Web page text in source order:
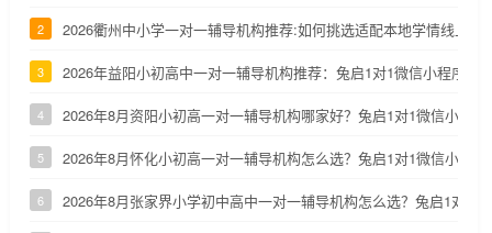
2 2026衢州中小学一对一辅导机构推荐:如何挑选适配本地学情线上补
3 2026年益阳小初高中一对一辅导机构推荐：兔启1对1微信小程序深
4 2026年8月资阳小初高一对一辅导机构哪家好？兔启1对1微信小程
5 2026年8月怀化小初高一对一辅导机构怎么选？兔启1对1微信小程
6 2026年8月张家界小学初中高中一对一辅导机构怎么选？兔启1对1